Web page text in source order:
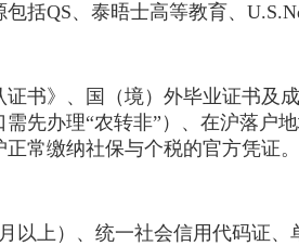
括QS、泰晤士高等教育、
》、国（境）外毕业证书及
先办理“农转非”）、在沪落户
常缴纳社保与个税的官方凭证
上）、统一社会信用代码证、